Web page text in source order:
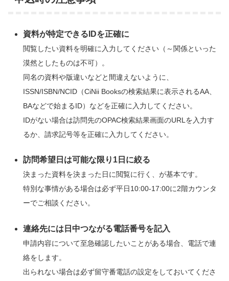
資料が特定できるIDを正確に
閲覧したい資料を明確に入力してください（～関係といった
漠然としたものは不可）。
同名の資料や版違いなどと間違えないように、
ISSN/ISBN/NCID（CiNii Booksの検索結果に表示されるAA、
BAなどで始まるID）などを正確に入力してください。
IDがない場合は訪問先のOPAC検索結果画面のURLを入力す
るか、請求記号等を正確に入力してください。
訪問希望日は可能な限り1日に絞る
決まった資料を決まった日に閲覧に行く、が基本です。
特別な事情がある場合は必ず平日10:00-17:00に2階カウンタ
ーでご相談ください。
連絡先には日中つながる電話番号を記入
申請内容について至急確認したいことがある場合、電話で連
絡をします。
出られない場合は必ず留守番電話の設定をしておいてくださ